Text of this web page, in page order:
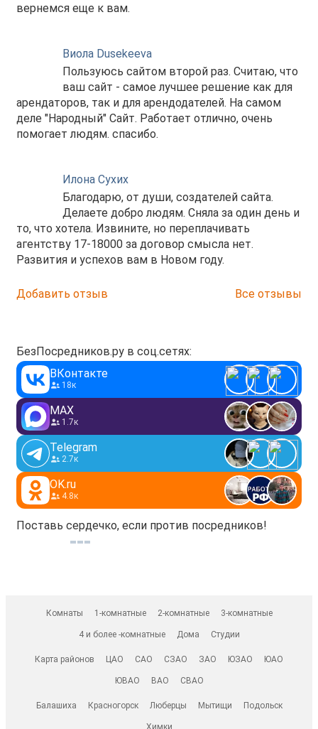
вернемся еще к вам.
Виола Dusekeeva
Пользуюсь сайтом второй раз. Считаю, что
ваш сайт - самое лучшее решение как для
арендаторов, так и для арендодателей. На самом
деле "Народный" Сайт. Работает отлично, очень
помогает людям. спасибо.
Илона Сухих
Благодарю, от души, создателей сайта.
Делаете добро людям. Сняла за один день и
то, что хотела. Извините, но переплачивать
агентству 17-18000 за договор смысла нет.
Развития и успехов вам в Новом году.
Добавить отзыв Все отзывы
БезПосредников.ру в соц.сетях:
ВКонтакте
18к
MAX
1.7к
Telegram
2.7к
OK.ru
4.8к
Поставь сердечко, если против посредников!
Комнаты 1-комнатные 2-комнатные 3-комнатные
4 и более -комнатные Дома Студии
Карта районов ЦАО САО СЗАО ЗАО ЮЗАО ЮАО
ЮВАО ВАО СВАО
Балашиха Красногорск Люберцы Мытищи Подольск
Химки